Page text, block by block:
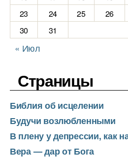
23
24 25 26
30
31
« Июл
Страницы
Библия об исцелении
Будучи возлюбленными
В плену у депрессии, как
Вера — дар от Бога